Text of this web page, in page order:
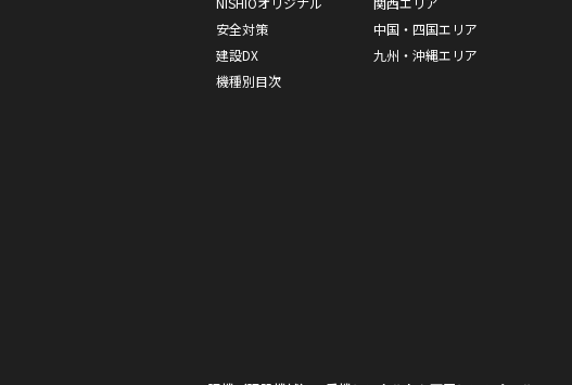
安全対策
建設DX
機種別目次
中国・四国エリア
九州・沖縄エリア